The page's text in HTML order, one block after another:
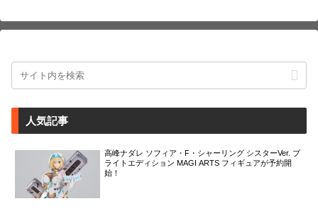
人気記事
高峰ナダレ ソフィア・F・シャーリング シスターVer. ブ
ライトエディション MAGI ARTS フィギュアが予約開
始！